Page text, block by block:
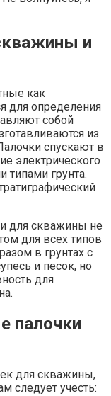
и
как
для определения
собой
из
спускают в
электрического
типами грунта.
для скважины не
для всех типов
в грунтах с
и песок, но
для
палочки
для скважины,
следует учесть: